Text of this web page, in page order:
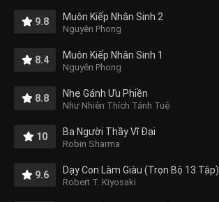
9.8 Muôn Kiếp Nhân Sinh 2
Nguyên Phong
8.4 Muôn Kiếp Nhân Sinh 1
Nguyên Phong
8.8 Nhẹ Gánh Ưu Phiền
Như Nhiên Thích Tánh Tuệ
10 Ba Người Thầy Vĩ Đại
Robin Sharma
9.6 Dạy Con Làm Giàu (Trọn Bộ 13 Tập)
Robert T. Kiyosaki